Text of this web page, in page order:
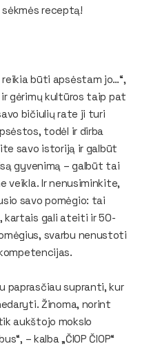
receptą!
būti apsėstam jo…“,
gėrimų kultūros taip pat
bičiulių rate ji turi
todėl ir dirba
savo istoriją ir galbūt
gyvenimą – galbūt tai
veikla. Ir nenusiminkite,
savo pomėgio: tai
kartais gali ateiti ir 50-
svarbu nenustoti
paprasčiau supranti, kur
Žinoma, norint
aukštojo mokslo
– kalba „ČIOP ČIOP“